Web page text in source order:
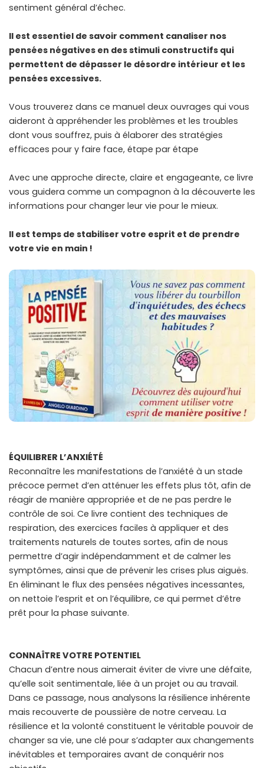
sentiment général d’échec.
Il est essentiel de savoir comment canaliser nos
pensées négatives en des stimuli constructifs qui
permettent de dépasser le désordre intérieur et les
pensées excessives.
Vous trouverez dans ce manuel deux ouvrages qui vous
aideront à appréhender les problèmes et les troubles
dont vous souffrez, puis à élaborer des stratégies
efficaces pour y faire face, étape par étape
Avec une approche directe, claire et engageante, ce livre
vous guidera comme un compagnon à la découverte les
informations pour changer leur vie pour le mieux.
Il est temps de stabiliser votre esprit et de prendre
votre vie en main !
ÉQUILIBRER L’ANXIÉTÉ
Reconnaître les manifestations de l’anxiété à un stade
précoce permet d’en atténuer les effets plus tôt, afin de
réagir de manière appropriée et de ne pas perdre le
contrôle de soi. Ce livre contient des techniques de
respiration, des exercices faciles à appliquer et des
traitements naturels de toutes sortes, afin de nous
permettre d’agir indépendamment et de calmer les
symptômes, ainsi que de prévenir les crises plus aiguës.
En éliminant le flux des pensées négatives incessantes,
on nettoie l’esprit et on l’équilibre, ce qui permet d’être
prêt pour la phase suivante.
CONNAÎTRE VOTRE POTENTIEL
Chacun d’entre nous aimerait éviter de vivre une défaite,
qu’elle soit sentimentale, liée à un projet ou au travail.
Dans ce passage, nous analysons la résilience inhérente
mais recouverte de poussière de notre cerveau. La
résilience et la volonté constituent le véritable pouvoir de
changer sa vie, une clé pour s’adapter aux changements
inévitables et temporaires avant de conquérir nos